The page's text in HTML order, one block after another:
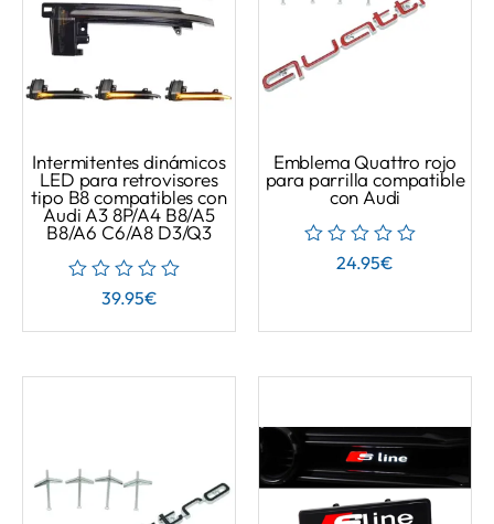
Intermitentes dinámicos
LED para retrovisores
tipo B8 compatibles con
Audi A3 8P/A4 B8/A5
B8/A6 C6/A8 D3/Q3
39.95€
Emblema Quattro rojo
para parrilla compatible
con Audi
24.95€